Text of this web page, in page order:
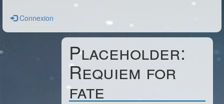
Connexion
Placeholder:
Requiem for
fate